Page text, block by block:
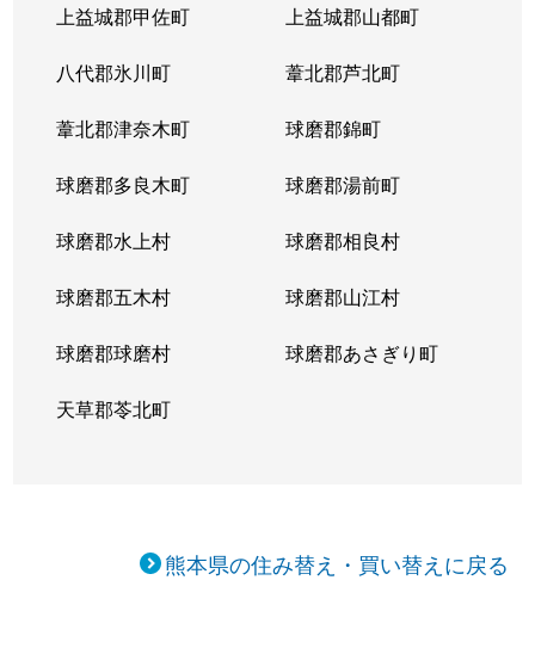
上益城郡甲佐町 上益城郡山都町
八代郡氷川町 葦北郡芦北町
葦北郡津奈木町 球磨郡錦町
球磨郡多良木町 球磨郡湯前町
球磨郡水上村 球磨郡相良村
球磨郡五木村 球磨郡山江村
球磨郡球磨村 球磨郡あさぎり町
天草郡苓北町
熊本県の住み替え・買い替えに戻る